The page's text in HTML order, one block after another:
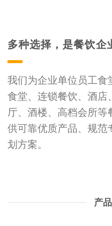
多种选择，是餐饮企
我们为企业单位员工食
食堂、连锁餐饮、酒店
厅、酒楼、高档会所等
供可靠优质产品、规范
划方案。
产